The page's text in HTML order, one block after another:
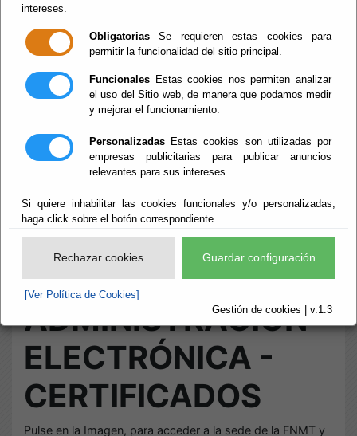
intereses.
Obligatorias Se requieren estas cookies para
permitir la funcionalidad del sitio principal.
Funcionales Estas cookies nos permiten analizar
el uso del Sitio web, de manera que podamos medir
y mejorar el funcionamiento.
Personalizadas Estas cookies son utilizadas por
empresas publicitarias para publicar anuncios
relevantes para sus intereses.
Si quiere inhabilitar las cookies funcionales y/o personalizadas,
haga click sobre el botón correspondiente.
Rechazar cookies Guardar configuración
[Ver Política de Cookies]
Gestión de cookies | v.1.3
03:16:47
Lun, 10 Agosto 2026
- Sede Electrónica. Certificados
Sede Electrónica.
Certificados
Escuchar
ADMINISTRACIÓN
ELECTRÓNICA -
CERTIFICADOS
Pulse en la Imagen, para acceder a la sede de la FNMT y